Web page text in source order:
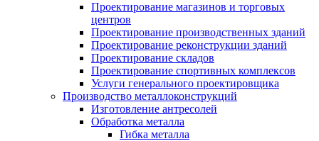
Проектирование магазинов и торговых
центров
Проектирование производственных зданий
Проектирование реконструкции зданий
Проектирование складов
Проектирование спортивных комплексов
Услуги генерального проектировщика
Производство металлоконструкций
Изготовление антресолей
Обработка металла
Гибка металла